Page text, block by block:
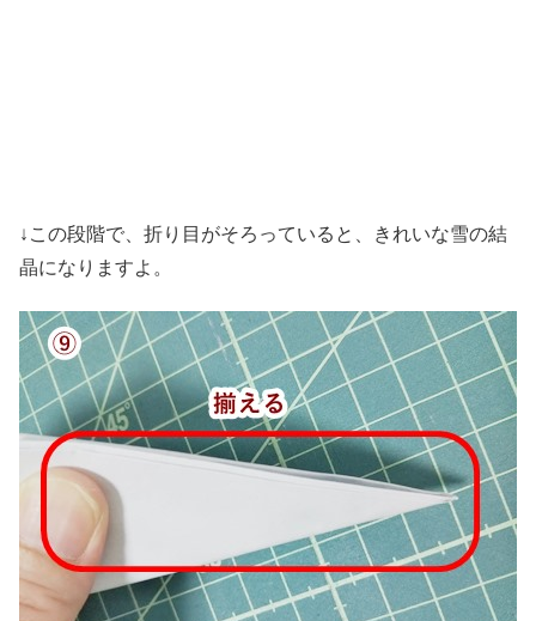
↓この段階で、折り目がそろっていると、きれいな雪の結
晶になりますよ。